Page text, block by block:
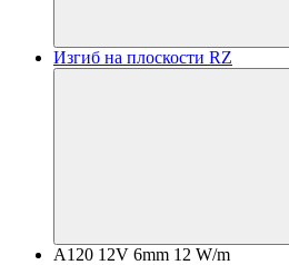
Изгиб на плоскости RZ
A120 12V 6mm 12 W/m